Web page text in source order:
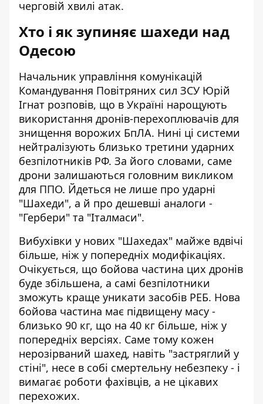
черговій хвилі атак.
Хто і як зупиняє шахеди над
Одесою
Начальник управління комунікацій
Командування Повітряних сил ЗСУ Юрій
Ігнат розповів, що в Україні нарощують
використання дронів-перехоплювачів для
знищення ворожих БпЛА. Нині ці системи
нейтралізують близько третини ударних
безпілотників РФ. За його словами, саме
дрони залишаються головним викликом
для ППО. Йдеться не лише про ударні
"Шахеди", а й про дешевші аналоги -
"Гербери" та "Італмаси".
Вибухівки у нових "Шахедах" майже вдвічі
більше, ніж у попередніх модифікаціях.
Очікується, що бойова частина цих дронів
буде збільшена, а самі безпілотники
зможуть краще уникати засобів РЕБ. Нова
бойова частина має підвищену масу -
близько 90 кг, що на 40 кг більше, ніж у
попередніх версіях. Саме тому кожен
нерозірваний шахед, навіть "застряглий у
стіні", несе в собі смертельну небезпеку - і
вимагає роботи фахівців, а не цікавих
перехожих.